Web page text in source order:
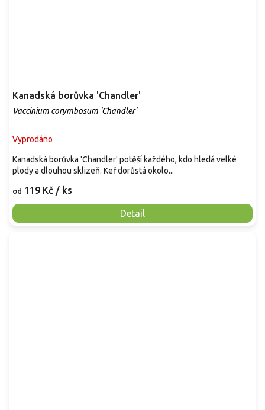
Kanadská borůvka 'Chandler'
Vaccinium corymbosum 'Chandler'
Vyprodáno
od 119 Kč / ks
Detail
Kanadská borůvka 'Chandler' potěší každého, kdo hledá velké
plody a dlouhou sklizeň. Keř dorůstá okolo...